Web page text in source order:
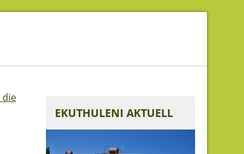
die
EKUTHULENI AKTUELL